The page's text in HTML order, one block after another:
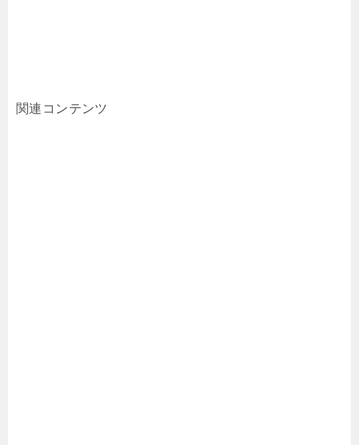
関連コンテンツ